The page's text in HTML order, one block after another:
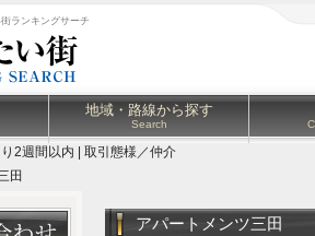
ランキングサーチ
地域・路線から探す
Search
2週間以内 | 取引態様／仲介
田
アパートメンツ三田